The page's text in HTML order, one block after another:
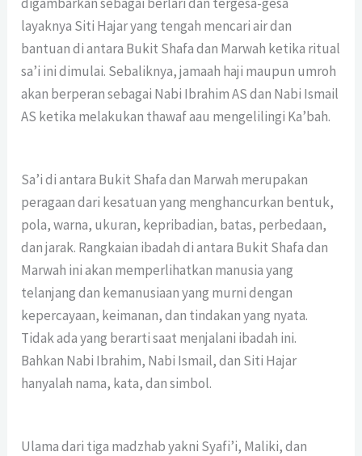
layaknya Siti Hajar yang tengah mencari air dan
bantuan di antara Bukit Shafa dan Marwah ketika ritual
sa’i ini dimulai. Sebaliknya, jamaah haji maupun umroh
akan berperan sebagai Nabi Ibrahim AS dan Nabi Ismail
AS ketika melakukan thawaf aau mengelilingi Ka’bah.
Sa’i di antara Bukit Shafa dan Marwah merupakan
peragaan dari kesatuan yang menghancurkan bentuk,
pola, warna, ukuran, kepribadian, batas, perbedaan,
dan jarak. Rangkaian ibadah di antara Bukit Shafa dan
Marwah ini akan memperlihatkan manusia yang
telanjang dan kemanusiaan yang murni dengan
kepercayaan, keimanan, dan tindakan yang nyata.
Tidak ada yang berarti saat menjalani ibadah ini.
Bahkan Nabi Ibrahim, Nabi Ismail, dan Siti Hajar
hanyalah nama, kata, dan simbol.
Ulama dari tiga madzhab yakni Syafi’i, Maliki, dan